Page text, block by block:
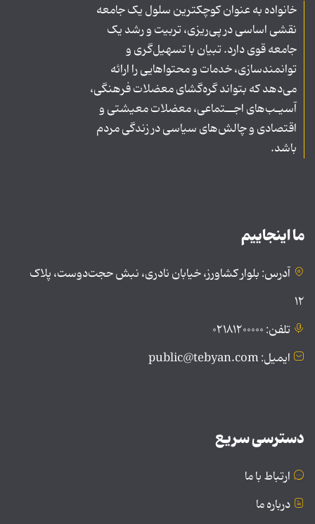
خانواده به عنوان کوچکترین سلول یک جامعه
نقشی اساسی در پی‌ریزی، تربیت و رشد یک
جامعه قوی دارد. تبیان با تسهیل‌گری و
توانمندسازی، خدمات و محتواهایی را ارائه
می‌دهد که بتواند گره‌گشای معضلات فرهنگی،
آسیـب‌های اجــتماعی، معضلات معیشتی و
اقتصادی و چالش‌های سیاسی در زندگی مردم
باشد.
ما اینجاییم
آدرس: بلوار کشاورز، خیابان نادری، نبش حجت‌دوست، پلاک
۱۲
تلفن: ۰۲۱۸۱۲۰۰۰۰۰
ایمیل: public@tebyan.com
دسترسی سریع
ارتباط با ما
درباره ما